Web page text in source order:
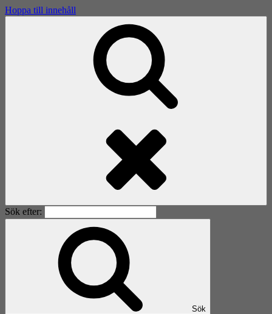
Hoppa till innehåll
Sök efter:
Sök